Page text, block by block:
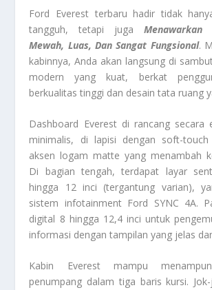
Ford Everest terbaru hadir tidak
tangguh, tetapi juga
Mewah, Luas, Dan Sangat Fungsional.
kabinnya, Anda akan langsung di
modern yang kuat, berkat
berkualitas tinggi dan desain tata ruang
Dashboard Everest di rancang secara
minimalis, di lapisi dengan soft-
aksen logam matte yang menambah
Di bagian tengah, terdapat layar
hingga 12 inci (tergantung varian),
sistem infotainment Ford SYNC 4A.
digital 8 hingga 12,4 inci untuk
informasi dengan tampilan yang jelas
Kabin Everest mampu
penumpang dalam tiga baris kursi.